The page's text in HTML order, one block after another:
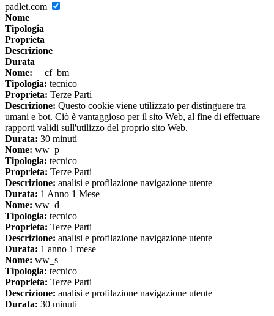
padlet.com
Nome
Tipologia
Proprieta
Descrizione
Durata
Nome: __cf_bm
Tipologia: tecnico
Proprieta: Terze Parti
Descrizione: Questo cookie viene utilizzato per distinguere tra
umani e bot. Ciò è vantaggioso per il sito Web, al fine di effettuare
rapporti validi sull'utilizzo del proprio sito Web.
Durata: 30 minuti
Nome: ww_p
Tipologia: tecnico
Proprieta: Terze Parti
Descrizione: analisi e profilazione navigazione utente
Durata: 1 Anno 1 Mese
Nome: ww_d
Tipologia: tecnico
Proprieta: Terze Parti
Descrizione: analisi e profilazione navigazione utente
Durata: 1 anno 1 mese
Nome: ww_s
Tipologia: tecnico
Proprieta: Terze Parti
Descrizione: analisi e profilazione navigazione utente
Durata: 30 minuti